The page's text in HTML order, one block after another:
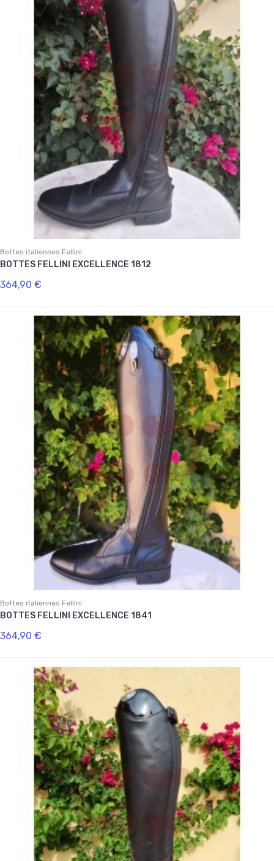
Bottes italiennes Fellini
BOTTES FELLINI EXCELLENCE 1812
364,90 €
Bottes italiennes Fellini
BOTTES FELLINI EXCELLENCE 1841
364,90 €